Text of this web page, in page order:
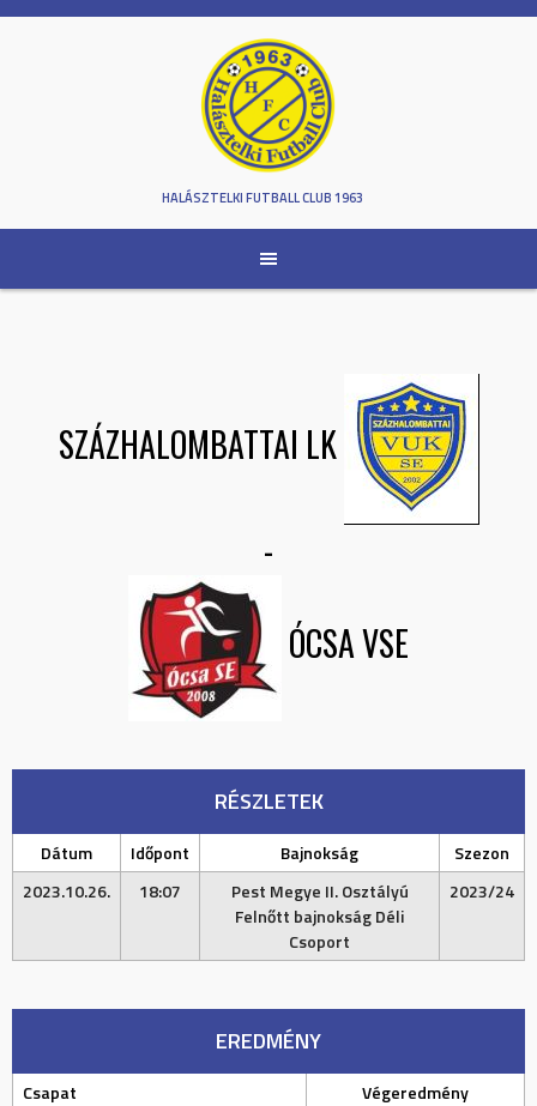
Skip
HALÁSZTELKI FUTBALL CLUB 1963
SZÁZHALOMBATTAI LK
-
ÓCSA VSE
RÉSZLETEK
Dátum Időpont Bajnokság
Szezon
2023.10.26.
18:07
Pest Megye II. Osztályú
Felnőtt bajnokság Déli
Csoport
2023/24
EREDMÉNY
Csapat
Végeredmény